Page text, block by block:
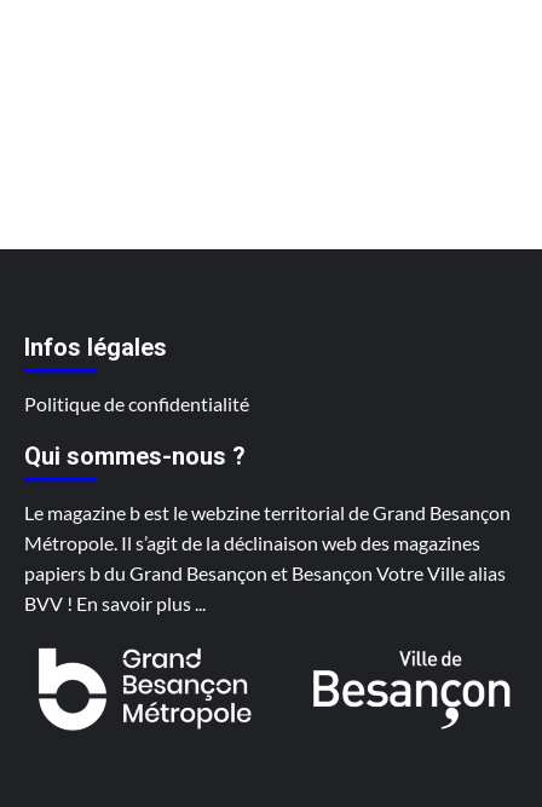
Infos légales
Politique de confidentialité
Qui sommes-nous ?
Le magazine b est le webzine territorial de Grand Besançon
Métropole. Il s’agit de la déclinaison web des magazines
papiers b du Grand Besançon et Besançon Votre Ville alias
BVV ! En savoir plus...